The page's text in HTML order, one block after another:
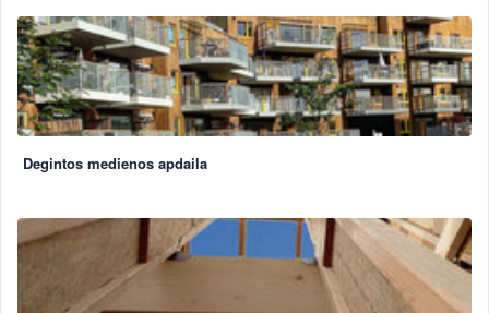
Degintos medienos apdaila